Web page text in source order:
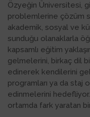
Özyeğin Üniversitesi,
problemlerine çözüm
akademik, sosyal ve
sunduğu olanaklarla
kapsamlı eğitim
gelmelerini, birkaç dil
edinerek kendilerini
programları ya da staj
edinmelerini
ortamda fark yaratan